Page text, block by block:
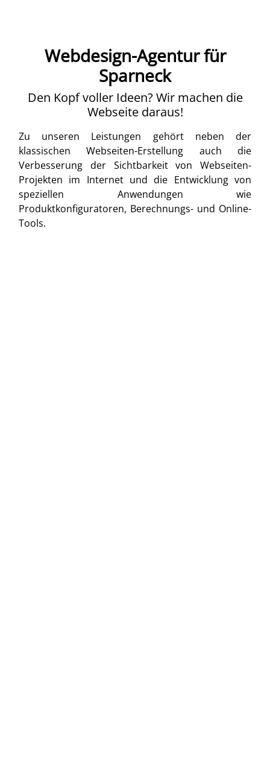
Webdesign-Agentur für
Sparneck
Den Kopf voller Ideen? Wir machen die
Webseite daraus!
Zu unseren Leistungen gehört neben der
klassischen Webseiten-Erstellung auch die
Verbesserung der Sichtbarkeit von Webseiten-
Projekten im Internet und die Entwicklung von
speziellen Anwendungen wie
Produktkonfiguratoren, Berechnungs- und Online-
Tools.